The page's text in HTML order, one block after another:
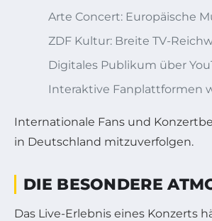
Arte Concert: Europäische
ZDF Kultur: Breite TV-
Digitales Publikum über
Interaktive Fanplattformen
Internationale Fans und
in Deutschland mitzuverfolgen.
DIE BESONDERE
Das Live-Erlebnis eines Konzerts